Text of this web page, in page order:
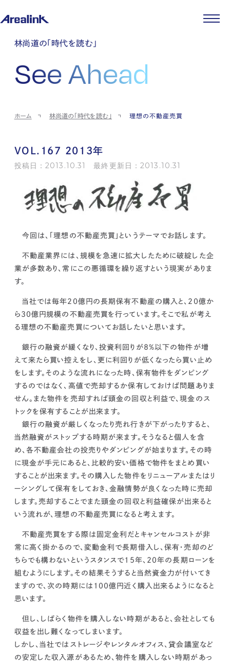
企業情報
企業理念
会社概要
コーポレートガバナンス
ストレージ事業
パートナー制度
土地権利整備事業
IR情報
IRカレンダー
IRポリシー
ストレージ室数実績
個人投資家の皆様へ
よくある質問・用語集
IRメール登録
ニュース
商品情報
先輩社員インタビュー
中途採用
お問い合わせ
kur
土地活用
エリアリンクグループ ジャパントランクル
カスタマーハラスメントポリ
プライバシーポリシー
情報セキュリティ・DX方針及び戦略サイトマップ
林尚道の「時代を読む」
See Ahead
ホーム 林尚道の「時代を読む」 理想の不動産売買
VOL.167 2013年
投稿日：2013.10.31 最終更新日：2013.10.31
今回は、「理想の不動産売買」というテーマでお話します。
不動産業界には、規模を急速に拡大したために破綻した企
業が多数あり、常にこの悪循環を繰り返すという現実がありま
す。
当社では毎年20億円の長期保有不動産の購入と、20億か
ら30億円規模の不動産売買を行っています。そこで私が考え
る理想の不動産売買についてお話したいと思います。
銀行の融資が緩くなり、投資利回りが8％以下の物件が増
えて来たら買い控えをし、更に利回りが低くなったら買い止め
をします。そのような流れになった時、保有物件をダンピング
するのではなく、高値で売却するか保有しておけば問題ありま
せん。また物件を売却すれば頭金の回収と利益で、現金のス
トックを保有することが出来ます。
銀行の融資が厳しくなったり売れ行きが下がったりすると、
当然融資がストップする時期が来ます。そうなると個人を含
め、各不動産会社の投売りやダンピングが始まります。その時
に現金が手元にあると、比較的安い価格で物件をまとめ買い
することが出来ます。 その購入した物件をリニューアルまたはリ
ーシングして保有をしておき、金融情勢が良くなった時に売却
します。 売却することでまた頭金の回収と利益確保が出来ると
いう流れが、理想の不動産売買になると考えます。
不動産売買をする際は固定金利だとキャンセルコストが非
常に高く掛かるので、 変動金利で長期借入し、保有・売却のど
ちらでも構わないというスタンスで15年、20年の長期ローンを
組むようにします。 その結果そうすると当然資金力が付いてき
ますので、次の時期には100億円近く購入出来るようになると
思います。
但し、しばらく物件を購入しない時期があると、会社としても
収益を出し難くなってしまいます。
しかし、当社ではストレージやレンタルオフィス、貸会議室など
の安定した収入源があるため、物件を購入しない時期があっ